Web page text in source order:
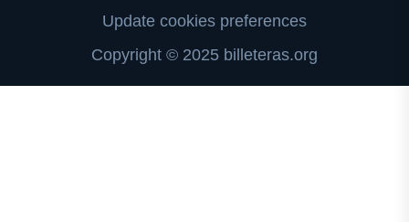
Update cookies preferences
Copyright © 2025 billeteras.org